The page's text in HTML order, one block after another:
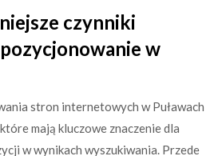
czynniki
w
stron internetowych w Puławach
mają kluczowe znaczenie dla
w wynikach wyszukiwania. Przede